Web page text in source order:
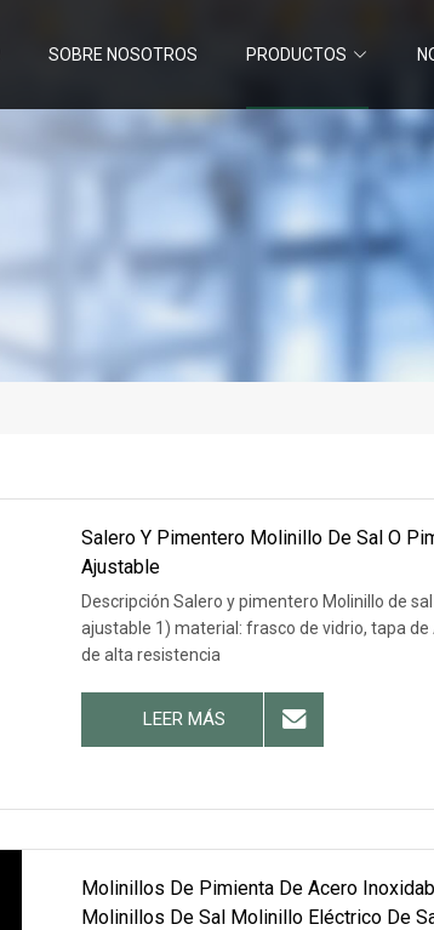
SOBRE NOSOTROS PRODUCTOS
Salero Y Pimentero Molinillo De Sal O
Ajustable
Descripción Salero y pimentero Molinillo de
ajustable 1) material: frasco de vidrio, tapa
de alta resistencia
LEER MÁS
Molinillos De Pimienta De Acero
Molinillos De Sal Molinillo Eléctrico De